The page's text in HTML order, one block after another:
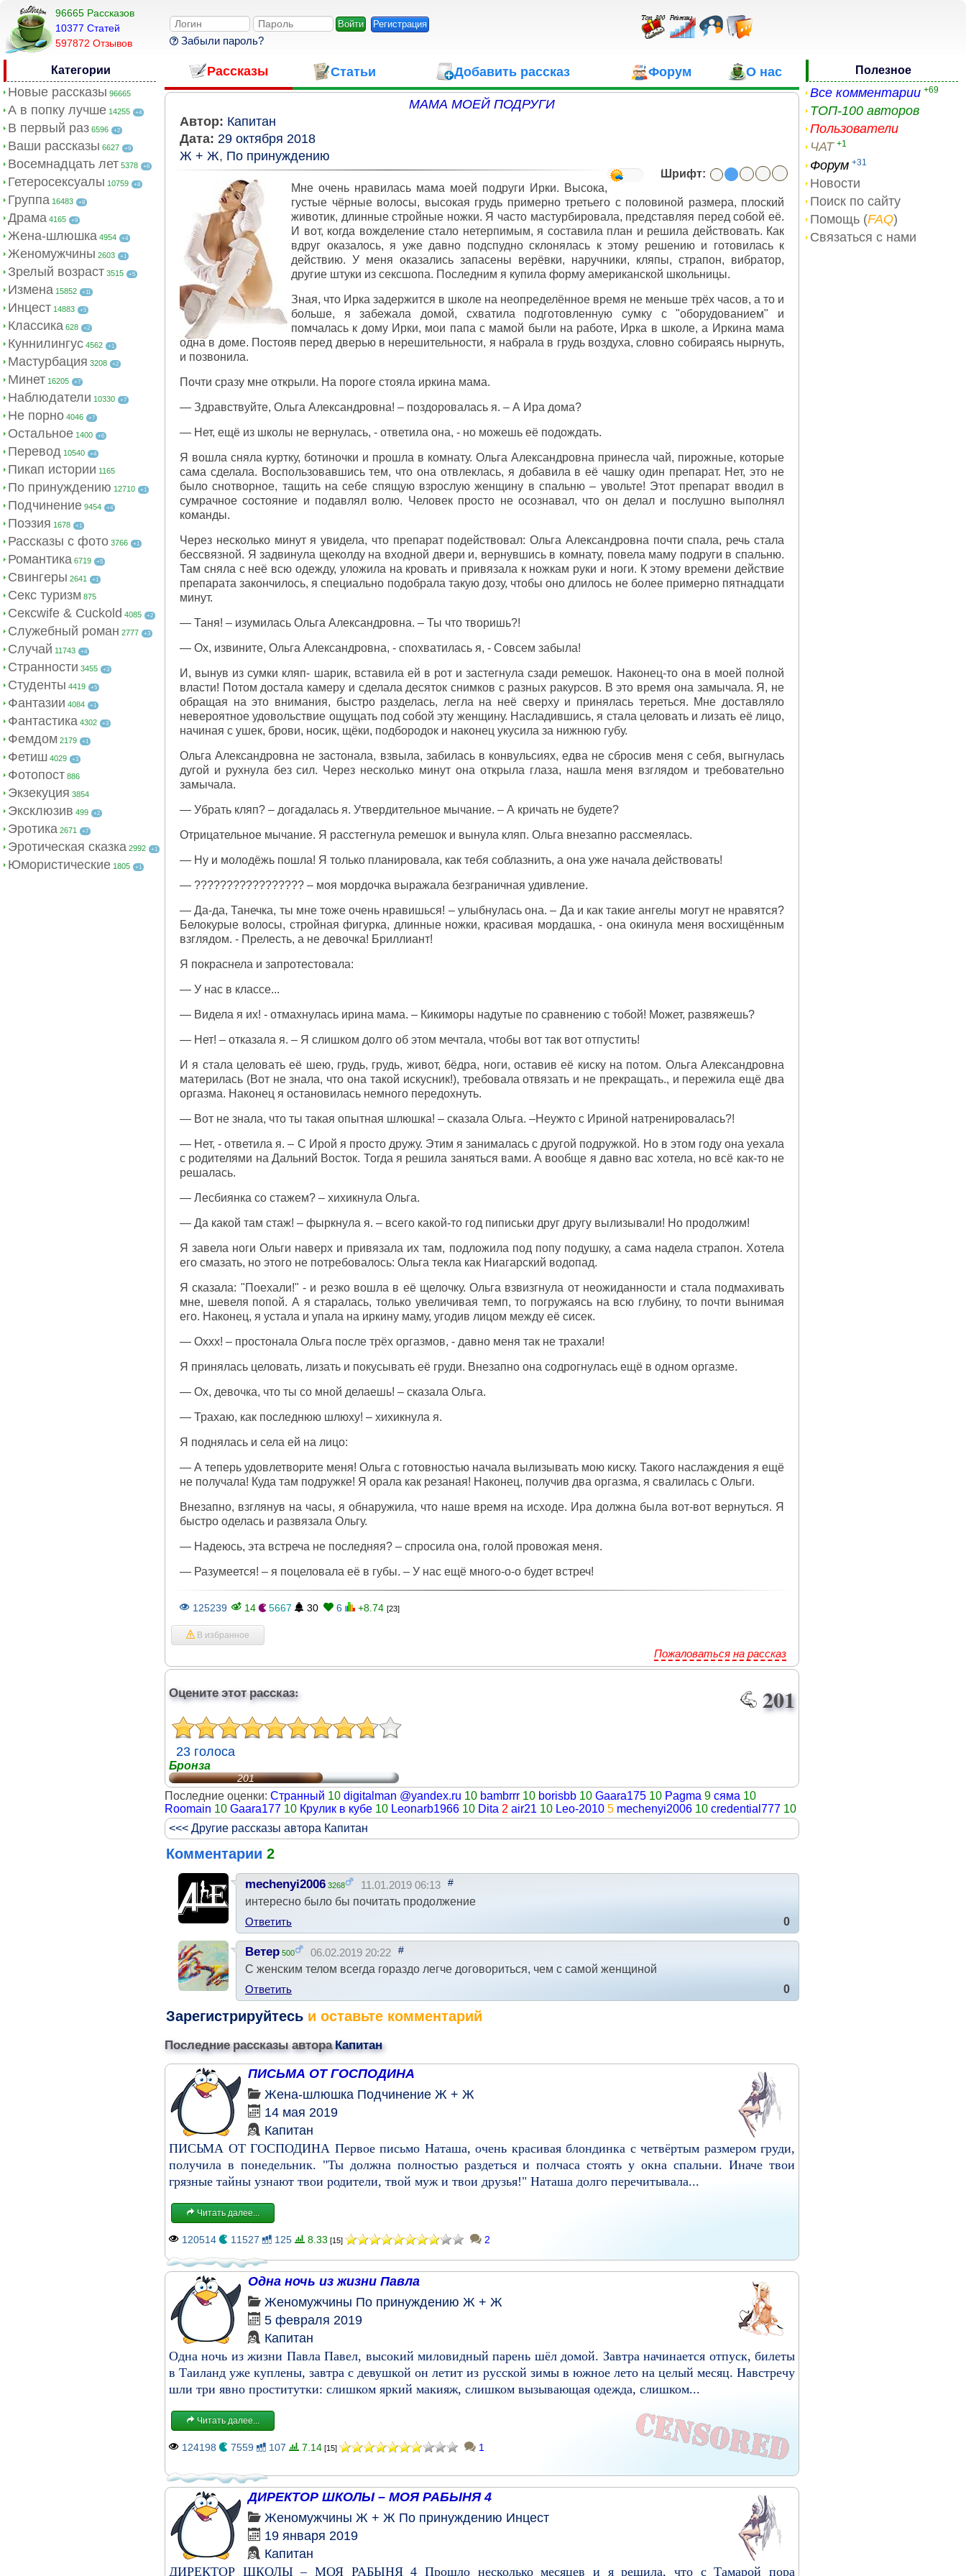
96665 Рассказов
10377 Cтатей
597872 Отзывов
Регистрация
Забыли пароль?
Категории
Новые рассказы 96665
А в попку лучше 14255 +4
В первый раз 6596 +2
Ваши рассказы 6627 +9
Восемнадцать лет 5378 +6
Гетеросексуалы 10759 +8
Группа 16483 +8
Драма 4165 +9
Жена-шлюшка 4954 +4
Женомужчины 2603 +1
Зрелый возраст 3515 +5
Измена 15852 +11
Инцест 14883 +5
Классика 628 +2
Куннилингус 4562 +1
Мастурбация 3208 +2
Минет 16205 +7
Наблюдатели 10330 +7
Не порно 4046 +7
Остальное 1400 +6
Перевод 10540 +4
Пикап истории 1165
По принуждению 12710 +1
Подчинение 9454 +4
Поэзия 1678 +1
Рассказы с фото 3766 +1
Романтика 6719 +5
Свингеры 2641 +1
Секс туризм 875
Сексwife & Cuckold 4085 +2
Служебный роман 2777 +3
Случай 11743 +4
Странности 3455 +3
Студенты 4419 +5
Фантазии 4084 +1
Фантастика 4302 +3
Фемдом 2179 +1
Фетиш 4029 +3
Фотопост 886
Экзекуция 3854
Эксклюзив 499 +2
Эротика 2671 +7
Эротическая сказка 2992 +1
Юмористические 1805 +1
Рассказы Статьи Добавить рассказ Форум О нас
МАМА МОЕЙ ПОДРУГИ
Автор: Капитан
Дата: 29 октября 2018
Ж + Ж, По принуждению
Шрифт:
Мне очень нравилась мама моей подруги Ирки. Высока,
густые чёрные волосы, высокая грудь примерно третьего с половиной размера, плоский
животик, длинные стройные ножки. Я часто мастурбировала, представляя перед собой её.
И вот, когда вожделение стало нетерпимым, я составила план и решила действовать. Как
вдруг оказалось, я уже давно подспудно склонялась к этому решению и готовилась к
действию. У меня оказались запасены верёвки, наручники, кляпы, страпон, вибратор,
другие штуки из сексшопа. Последним я купила форму американской школьницы.
Зная, что Ирка задержится в школе на неопределённое время не меньше трёх часов, а то и
больше, я забежала домой, схватила подготовленную сумку с "оборудованием" и
помчалась к дому Ирки, мои папа с мамой были на работе, Ирка в школе, а Иркина мама
одна в доме. Постояв перед дверью в нерешительности, я набрала в грудь воздуха, словно собираясь нырнуть,
и позвонила.
Почти сразу мне открыли. На пороге стояла иркина мама.
— Здравствуйте, Ольга Александровна! – поздоровалась я. – А Ира дома?
— Нет, ещё из школы не вернулась, - ответила она, - но можешь её подождать.
Я вошла сняла куртку, ботиночки и прошла в комнату. Ольга Александровна принесла чай, пирожные, которые
сама сделала. Воспользовавшись тем, что она отвлеклась, я добавила в её чашку один препарат. Нет, это не
было снотворное, тащить на себе спящую взрослую женщину в спальню – увольте! Этот препарат вводил в
сумрачное состояние и подавлял волю. Человек просто не осознавал, что он делал и послушно выполнял
команды.
Через несколько минут я увидела, что препарат подействовал: Ольга Александровна почти спала, речь стала
бессвязной. Я задвинула щеколду на входной двери и, вернувшись в комнату, повела маму подруги в спальню.
Там сняла с неё всю одежду, уложила на кровать и привязала к ножкам руки и ноги. К этому времени действие
препарата закончилось, я специально подобрала такую дозу, чтобы оно длилось не более примерно пятнадцати
минут.
— Таня! – изумилась Ольга Александровна. – Ты что творишь?!
— Ох, извините, Ольга Александровна, - спохватилась я, - Совсем забыла!
И, вынув из сумки кляп- шарик, вставила ей в рот и застегнула сзади ремешок. Наконец-то она в моей полной
власти! Потом достала камеру и сделала десяток снимков с разных ракурсов. В это время она замычала. Я, не
обращая на это внимания, быстро разделась, легла на неё сверху и принялась тереться. Мне доставляло
невероятное удовольствие ощущать под собой эту женщину. Насладившись, я стала целовать и лизать её лицо,
начиная с ушек, брови, носик, щёки, подбородок и наконец укусила за нижнюю губу.
Ольга Александровна не застонала, взвыла, забилась в конвульсиях, едва не сбросив меня с себя, выгнулась
дугой и рухнула без сил. Через несколько минут она открыла глаза, нашла меня взглядом и требовательно
замычала.
— Убрать кляп? – догадалась я. Утвердительное мычание. – А кричать не будете?
Отрицательное мычание. Я расстегнула ремешок и вынула кляп. Ольга внезапно рассмеялась.
— Ну и молодёжь пошла! Я только планировала, как тебя соблазнить, а она уже начала действовать!
— ????????????????? – моя мордочка выражала безграничная удивление.
— Да-да, Танечка, ты мне тоже очень нравишься! – улыбнулась она. – Да и как такие ангелы могут не нравятся?
Белокурые волосы, стройная фигурка, длинные ножки, красивая мордашка, - она окинула меня восхищённым
взглядом. - Прелесть, а не девочка! Бриллиант!
Я покраснела и запротестовала:
— У нас в классе...
— Видела я их! - отмахнулась ирина мама. – Кикиморы надутые по сравнению с тобой! Может, развяжешь?
— Нет! – отказала я. – Я слишком долго об этом мечтала, чтобы вот так вот отпустить!
И я стала целовать её шею, грудь, грудь, живот, бёдра, ноги, оставив её киску на потом. Ольга Александровна
материлась (Вот не знала, что она такой искусник!), требовала отвязать и не прекращать., и пережила ещё два
оргазма. Наконец я остановилась немного передохнуть.
— Вот не знала, что ты такая опытная шлюшка! – сказала Ольга. –Неужто с Ириной натренировалась?!
— Нет, - ответила я. – С Ирой я просто дружу. Этим я занималась с другой подружкой. Но в этом году она уехала
с родителями на Дальний Восток. Тогда я решила заняться вами. А вообще я давно вас хотела, но всё как-то не
решалась.
— Лесбиянка со стажем? – хихикнула Ольга.
— Да какой там стаж! – фыркнула я. – всего какой-то год пиписьки друг другу вылизывали! Но продолжим!
Я завела ноги Ольги наверх и привязала их там, подложила под попу подушку, а сама надела страпон. Хотела
его смазать, но этого не потребовалось: Ольга текла как Ниагарский водопад.
Я сказала: "Поехали!" - и резко вошла в её щелочку. Ольга взвизгнула от неожиданности и стала подмахивать
мне, шевеля попой. А я старалась, только увеличивая темп, то погружаясь на всю глубину, то почти вынимая
его. Наконец, я устала и упала на иркину маму, угодив лицом между её сисек.
— Оххх! – простонала Ольга после трёх оргазмов, - давно меня так не трахали!
Я принялась целовать, лизать и покусывать её груди. Внезапно она содрогнулась ещё в одном оргазме.
— Ох, девочка, что ты со мной делаешь! – сказала Ольга.
— Трахаю, как последнюю шлюху! – хихикнула я.
Я поднялась и села ей на лицо:
— А теперь удовлетворите меня! Ольга с готовностью начала вылизывать мою киску. Такого наслаждения я ещё
не получала! Куда там подружке! Я орала как резаная! Наконец, получив два оргазма, я свалилась с Ольги.
Внезапно, взглянув на часы, я обнаружила, что наше время на исходе. Ира должна была вот-вот вернуться. Я
быстро оделась и развязала Ольгу.
— Надеюсь, эта встреча не последняя? – спросила она, голой провожая меня.
— Разумеется! – я поцеловала её в губы. – У нас ещё много-о-о будет встреч!
125239 14 5667 30 6 +8.74 [23]
В избранное
Пожаловаться на рассказ
Оцените этот рассказ: 201
23 голоса
Бронза
201
Последние оценки: Странный 10 digitalman @yandex.ru 10 bambrrr 10 borisbb 10 Gaara175 10 Pagma 9 сяма 10
Roomain 10 Gaara177 10 Крулик в кубе 10 Leonarb1966 10 Dita 2 air21 10 Leo-2010 5 mechenyi2006 10 credential777 10
<<< Другие рассказы автора Капитан
Комментарии 2
mechenyi2006 3268 11.01.2019 06:13 #
интересно было бы почитать продолжение
Ответить
0
Ветер 500 06.02.2019 20:22 #
С женским телом всегда гораздо легче договориться, чем с самой женщиной
Ответить
0
Зарегистрируйтесь и оставьте комментарий
Последние рассказы автораКапитан
ПИСЬМА ОТ ГОСПОДИНА
Жена-шлюшка Подчинение Ж + Ж
14 мая 2019
Капитан
ПИСЬМА ОТ ГОСПОДИНА Первое письмо Наташа, очень красивая блондинка с четвёртым размером груди,
получила в понедельник. "Ты должна полностью раздеться и полчаса стоять у окна спальни. Иначе твои
грязные тайны узнают твои родители, твой муж и твои друзья!" Наташа долго перечитывала...
Читать далее...
120514 11527 125 8.33 [15] 2
Одна ночь из жизни Павла
Женомужчины По принуждению Ж + Ж
5 февраля 2019
Капитан
Одна ночь из жизни Павла Павел, высокий миловидный парень шёл домой. Завтра начинается отпуск, билеты
в Таиланд уже куплены, завтра с девушкой он летит из русской зимы в южное лето на целый месяц. Навстречу
шли три явно проститутки: слишком яркий макияж, слишком вызывающая одежда, слишком...
Читать далее...
124198 7559 107 7.14 [15] 1
ДИРЕКТОР ШКОЛЫ – МОЯ РАБЫНЯ 4
Женомужчины Ж + Ж По принуждению Инцест
19 января 2019
Капитан
ДИРЕКТОР ШКОЛЫ – МОЯ РАБЫНЯ 4 Прошло несколько месяцев и я решила, что с Тамарой пора
Полезное
Все комментарии +69
ТОП-100 авторов
Пользователи
ЧАТ +1
Форум +31
Новости
Поиск по сайту
Помощь (FAQ)
Связаться с нами